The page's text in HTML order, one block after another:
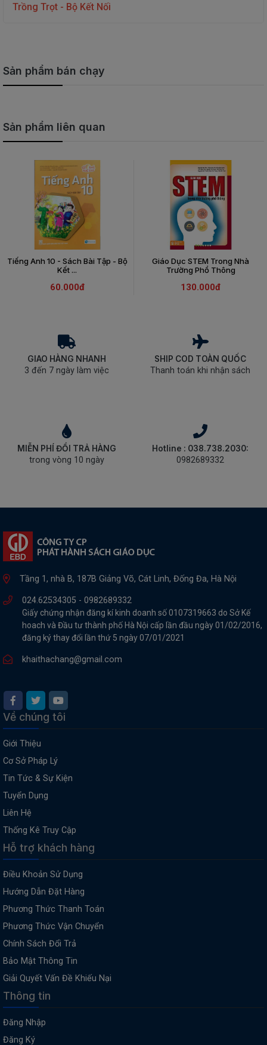
Trồng Trọt - Bộ Kết Nối
Sản phẩm bán chạy
Sản phẩm liên quan
Tiếng Anh 10 - Sách Bài Tập - Bộ
Kết ...
60.000đ
Giáo Dục STEM Trong Nhà
Trường Phổ Thông
130.000đ
GIAO HÀNG NHANH
3 đến 7 ngày làm việc
SHIP COD TOÀN QUỐC
Thanh toán khi nhận sách
MIỄN PHÍ ĐỔI TRẢ HÀNG
trong vòng 10 ngày
Hotline : 038.738.2030:
0982689332
Tầng 1, nhà B, 187B Giảng Võ, Cát Linh, Đống Đa, Hà Nội
024.62534305 - 0982689332
Giấy chứng nhận đăng kí kinh doanh số 0107319663 do Sở Kế
hoach và Đầu tư thành phố Hà Nội cấp lần đầu ngày 01/02/2016,
đăng ký thay đổi lần thứ 5 ngày 07/01/2021
khaithachang@gmail.com
Về chúng tôi
Giới Thiệu
Cơ Sở Pháp Lý
Tin Tức & Sự Kiện
Tuyển Dụng
Liên Hệ
Thống Kê Truy Cập
Hỗ trợ khách hàng
Điều Khoản Sử Dụng
Hướng Dẫn Đặt Hàng
Phương Thức Thanh Toán
Phương Thức Vận Chuyển
Chính Sách Đổi Trả
Bảo Mật Thông Tin
Giải Quyết Vấn Đề Khiếu Nại
Thông tin
Đăng Nhập
Đăng Ký